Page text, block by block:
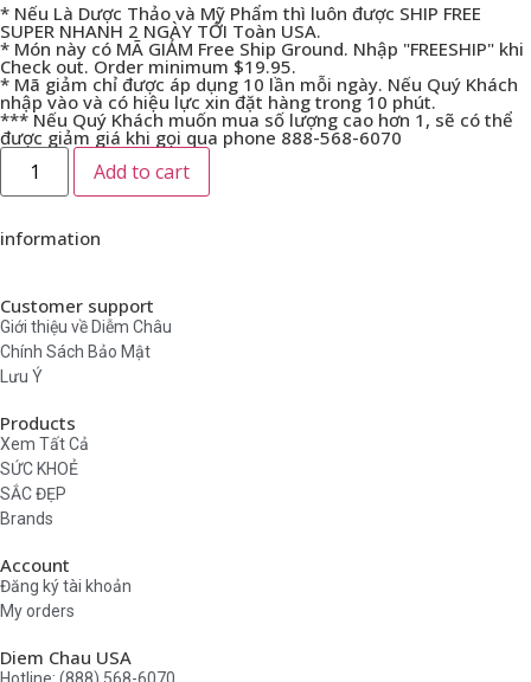
* Nếu Là Dược Thảo và Mỹ Phẩm thì luôn được SHIP FREE
SUPER NHANH 2 NGÀY TỚI Toàn USA.
* Món này có MÃ GIẢM Free Ship Ground. Nhập "FREESHIP" khi
Check out. Order minimum $19.95.
* Mã giảm chỉ được áp dụng 10 lần mỗi ngày. Nếu Quý Khách
nhập vào và có hiệu lực xin đặt hàng trong 10 phút.
*** Nếu Quý Khách muốn mua số lượng cao hơn 1, sẽ có thể
được giảm giá khi gọi qua phone 888-568-6070
Add to cart
information
Customer support
Giới thiệu về Diễm Châu
Chính Sách Bảo Mật
Lưu Ý
Products
Xem Tất Cả
SỨC KHOẺ
SẮC ĐẸP
Brands
Account
Đăng ký tài khoản
My orders
Diem Chau USA